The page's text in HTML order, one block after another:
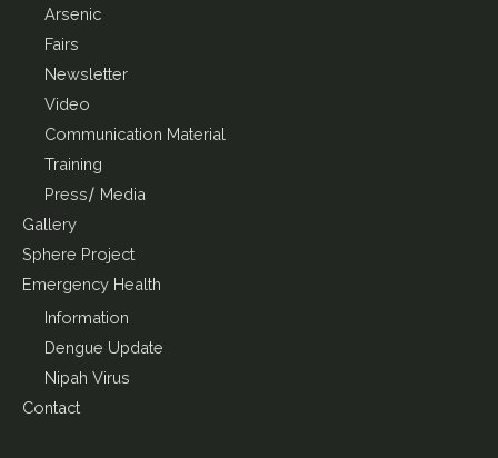
Arsenic
Fairs
Newsletter
Video
Communication Material
Training
Press/ Media
Gallery
Sphere Project
Emergency Health
Information
Dengue Update
Nipah Virus
Contact